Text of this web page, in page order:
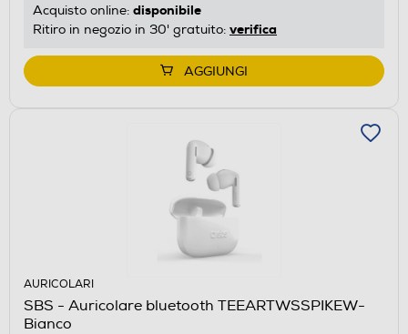
Acquisto online: disponibile
Ritiro in negozio in 30' gratuito: verifica
AGGIUNGI
AURICOLARI
SBS - Auricolare bluetooth TEEARTWSSPIKEW-
Bianco